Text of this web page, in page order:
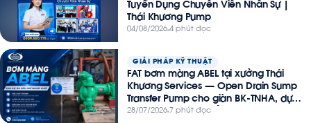
Tuyển Dụng Chuyên Viên Nhân Sự |
Thái Khương Pump
04/08/2026 4 phút đọc
GIẢI PHÁP KỸ THUẬT
FAT bơm màng ABEL tại xưởng Thái
Khương Services — Open Drain Sump
Transfer Pump cho giàn BK-TNHA, dự
án Thiên Nga – Hải Âu
28/07/2026 7 phút đọc